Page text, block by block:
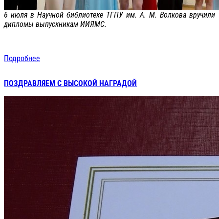
6 июля в Научной библиотеке ТГПУ им. А. М. Волкова вручили
дипломы выпускникам ИИЯМС.
Подробнее
ПОЗДРАВЛЯЕМ С ВЫСОКОЙ НАГРАДОЙ